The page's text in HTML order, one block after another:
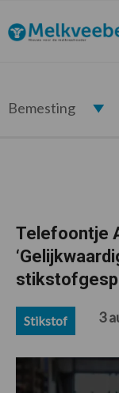
de
hoofdnavigatie
de
hoofd
de
eerste
de
voettekst
Melkveebedrijf.nl
Bemesting
Telefoontje
Stikstof 3